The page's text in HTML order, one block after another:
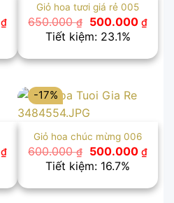
₫Giá
hiện
là:
500.000 ₫.
Giỏ hoa tươi giá rẻ 005
650.000₫
Giá
gốc
là:
500.000 ₫Giá
hiện
là:
Tiết kiệm: 23.1%
₫Giá
hiện
là:
500.000 ₫.
-17%
Giỏ hoa chúc mừng 006
600.000₫
Giá
gốc
là:
500.000 ₫Giá
hiện
là:
Tiết kiệm: 16.7%